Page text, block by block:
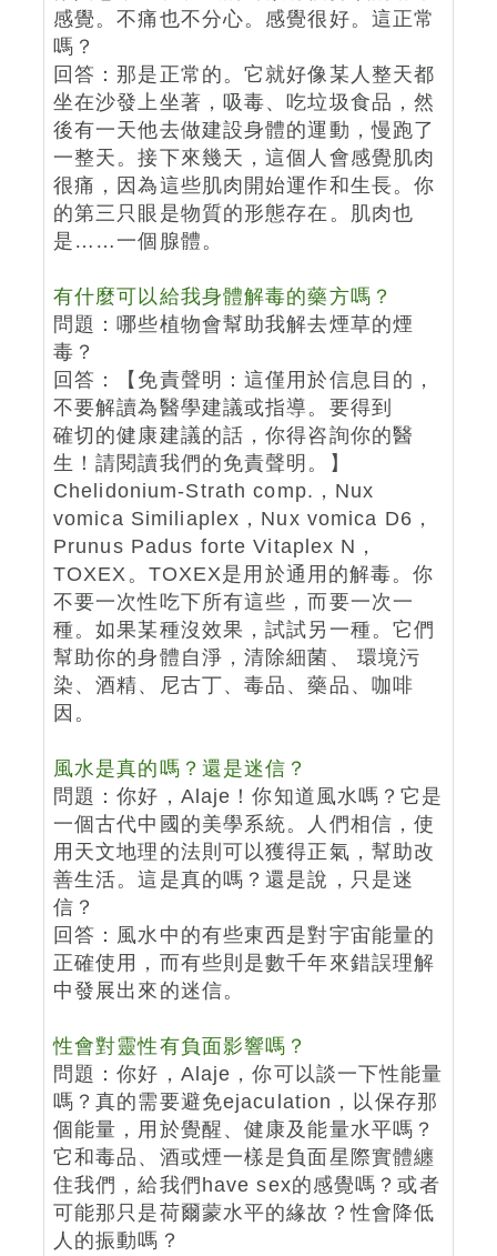
感覺。不痛也不分心。感覺很好。這正常
嗎？
回答：那是正常的。它就好像某人整天都
坐在沙發上坐著，吸毒、吃垃圾食品，然
後有一天他去做建設身體的運動，慢跑了
一整天。接下來幾天，這個人會感覺肌肉
很痛，因為這些肌肉開始運作和生長。你
的第三只眼是物質的形態存在。肌肉也
是……一個腺體。
有什麼可以給我身體解毒的藥方嗎？
問題：哪些植物會幫助我解去煙草的煙
毒？
回答：【免責聲明：這僅用於信息目的，
不要解讀為醫學建議或指導。要得到
確切的健康建議的話，你得咨詢你的醫
生！請閱讀我們的免責聲明。】
Chelidonium-Strath comp.，Nux
vomica Similiaplex，Nux vomica D6，
Prunus Padus forte Vitaplex N，
TOXEX。TOXEX是用於通用的解毒。你
不要一次性吃下所有這些，而要一次一
種。如果某種沒效果，試試另一種。它們
幫助你的身體自淨，清除細菌、 環境污
染、酒精、尼古丁、毒品、藥品、咖啡
因。
風水是真的嗎？還是迷信？
問題：你好，Alaje！你知道風水嗎？它是
一個古代中國的美學系統。人們相信，使
用天文地理的法則可以獲得正氣，幫助改
善生活。這是真的嗎？還是說，只是迷
信？
回答：風水中的有些東西是對宇宙能量的
正確使用，而有些則是數千年來錯誤理解
中發展出來的迷信。
性會對靈性有負面影響嗎？
問題：你好，Alaje，你可以談一下性能量
嗎？真的需要避免ejaculation，以保存那
個能量，用於覺醒、健康及能量水平嗎？
它和毒品、酒或煙一樣是負面星際實體纏
住我們，給我們have sex的感覺嗎？或者
可能那只是荷爾蒙水平的緣故？性會降低
人的振動嗎？